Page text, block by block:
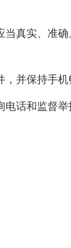
真实、准
并保持手机
话和监督举